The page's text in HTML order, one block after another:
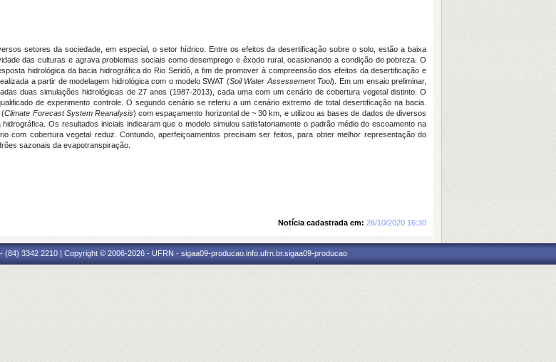
setores da sociedade, em especial, o setor hídrico. Entre os efeitos da desertificação sobre o solo, estão a baixa
das culturas e agrava problemas sociais como desemprego e êxodo rural, ocasionando a condição de pobreza. O
hidrológica da bacia hidrográfica do Rio Seridó, a fim de promover à compreensão dos efeitos da desertificação e
a partir de modelagem hidrológica com o modelo SWAT (Soil Water Assessement Tool). Em um ensaio preliminar,
duas simulações hidrológicas de 27 anos (1987-2013), cada uma com um cenário de cobertura vegetal distinto. O
de experimento controle. O segundo cenário se referiu a um cenário extremo de total desertificação na bacia.
(Climate Forecast System Reanalysis) com espaçamento horizontal de ~ 30 km, e utilizou as bases de dados de diversos
Os resultados iniciais indicaram que o modelo simulou satisfatoriamente o padrão médio do escoamento na
com cobertura vegetal reduz. Contundo, aperfeiçoamentos precisam ser feitos, para obter melhor representação do
sazonais da evapotranspiração.
Notícia cadastrada em: 26/10/2020 16:30
(84) 3342 2210 | Copyright © 2006-2026 - UFRN - sigaa09-producao.info.ufrn.br.sigaa09-producao